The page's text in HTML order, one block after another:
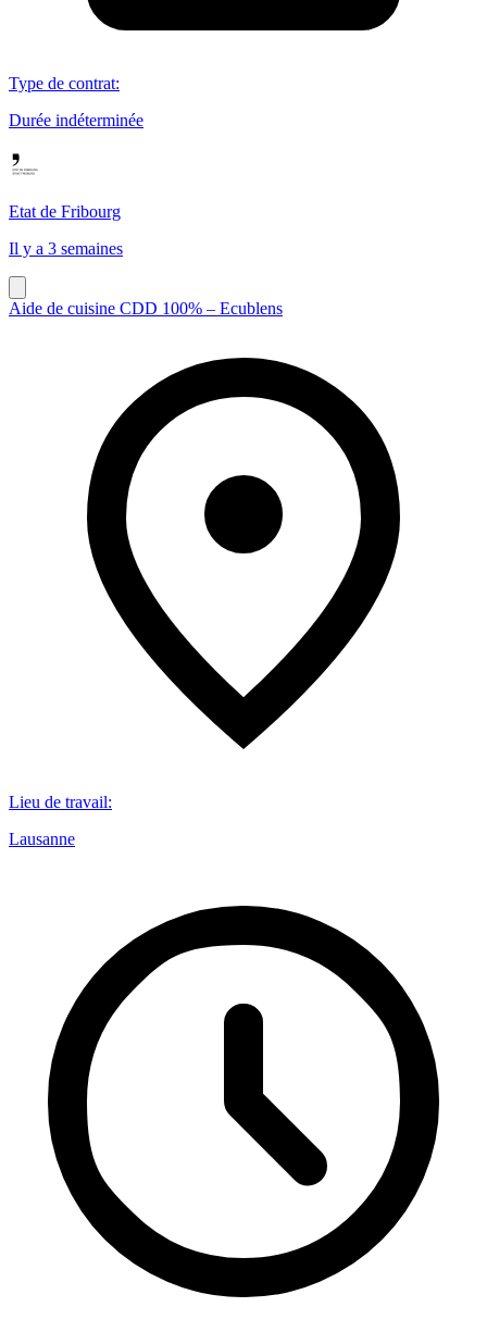
Type de contrat:
Durée indéterminée
Etat de Fribourg
Il y a 3 semaines
Aide de cuisine CDD 100% – Ecublens
Lieu de travail:
Lausanne